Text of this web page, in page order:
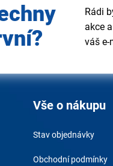
Rádi
akce
váš e-
Vše o nákupu
Stav objednávky
Obchodní podmínky